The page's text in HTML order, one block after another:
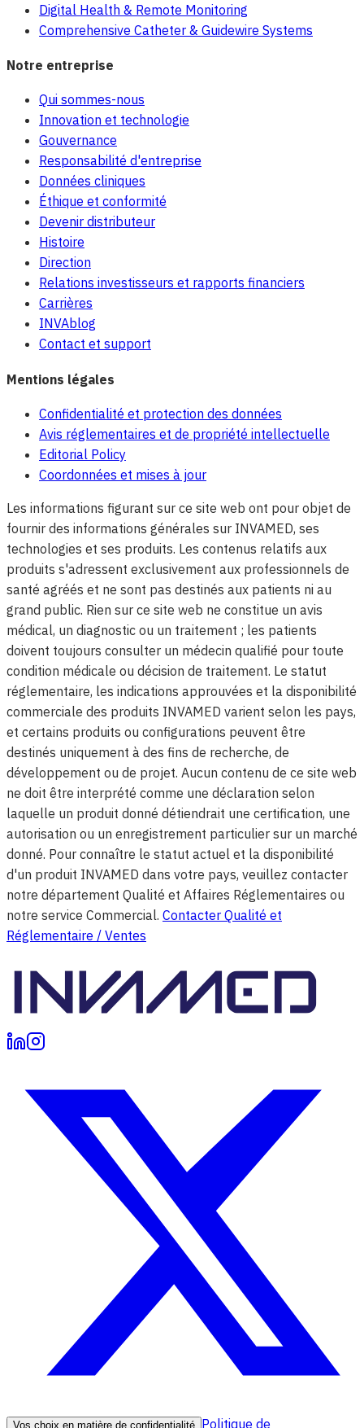
Digital Health & Remote Monitoring
Comprehensive Catheter & Guidewire Systems
Notre entreprise
Qui sommes-nous
Innovation et technologie
Gouvernance
Responsabilité d'entreprise
Données cliniques
Éthique et conformité
Devenir distributeur
Histoire
Direction
Relations investisseurs et rapports financiers
Carrières
INVAblog
Contact et support
Mentions légales
Confidentialité et protection des données
Avis réglementaires et de propriété intellectuelle
Editorial Policy
Coordonnées et mises à jour
Les informations figurant sur ce site web ont pour objet de
fournir des informations générales sur INVAMED, ses
technologies et ses produits. Les contenus relatifs aux
produits s'adressent exclusivement aux professionnels de
santé agréés et ne sont pas destinés aux patients ni au
grand public. Rien sur ce site web ne constitue un avis
médical, un diagnostic ou un traitement ; les patients
doivent toujours consulter un médecin qualifié pour toute
condition médicale ou décision de traitement. Le statut
réglementaire, les indications approuvées et la disponibilité
commerciale des produits INVAMED varient selon les pays,
et certains produits ou configurations peuvent être
destinés uniquement à des fins de recherche, de
développement ou de projet. Aucun contenu de ce site web
ne doit être interprété comme une déclaration selon
laquelle un produit donné détiendrait une certification, une
autorisation ou un enregistrement particulier sur un marché
donné. Pour connaître le statut actuel et la disponibilité
d'un produit INVAMED dans votre pays, veuillez contacter
notre département Qualité et Affaires Réglementaires ou
notre service Commercial. Contacter Qualité et
Réglementaire / Ventes
Vos choix en matière de confidentialité Politique de